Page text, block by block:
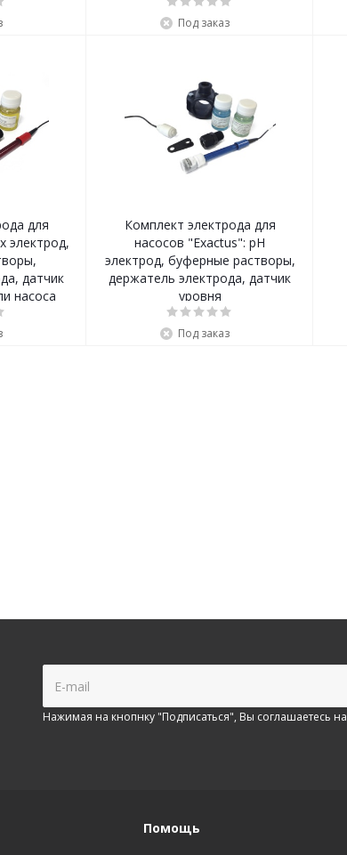
Под заказ
для
электрод,
датчик
насоса
Комплект электрода для
насосов "Exactus": pH
электрод, буферные растворы,
держатель электрода, датчик
уровня
Под заказ
Нажимая на кнопнку "Подписаться", Вы соглашаетесь на
Помощь